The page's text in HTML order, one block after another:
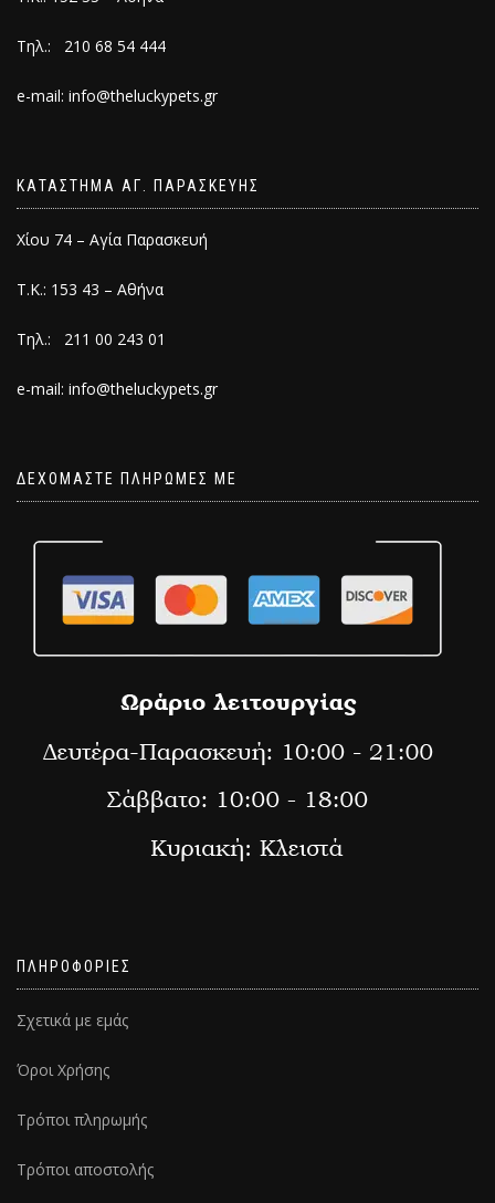
Τηλ.: 210 68 54 444
e-mail: info@theluckypets.gr
ΚΑΤΑΣΤΗΜΑ ΑΓ. ΠΑΡΑΣΚΕΥΗΣ
Χίου 74 – Αγία Παρασκευή
Τ.Κ.: 153 43 – Αθήνα
Τηλ.: 211 00 243 01
e-mail: info@theluckypets.gr
ΔΕΧΟΜΑΣΤΕ ΠΛΗΡΩΜΕΣ ΜΕ
ΠΛΗΡΟΦΟΡΙΕΣ
Σχετικά με εμάς
Όροι Χρήσης
Τρόποι πληρωμής
Τρόποι αποστολής